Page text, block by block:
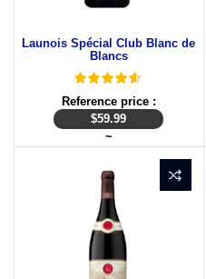
Launois Spécial Club Blanc de
Blancs
Reference price :
$59.99
~